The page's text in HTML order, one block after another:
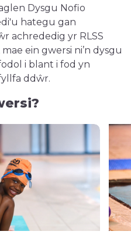
Dysgu Nofio
hategu gan
achrededig yr RLSS
ein gwersi ni’n dysgu
i blant i fod yn
ddŵr.